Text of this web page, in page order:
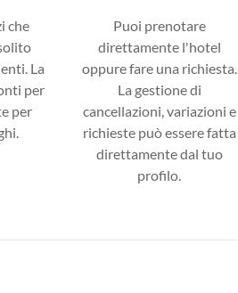
che
La
per
per
Puoi prenotare
direttamente l'hotel
oppure fare una richiesta.
La gestione di
cancellazioni, variazioni e
richieste può essere fatta
direttamente dal tuo
profilo.